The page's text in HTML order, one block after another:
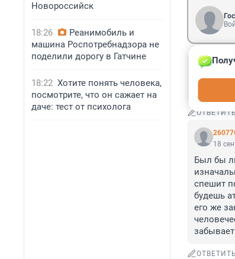
Новороссийск
18:26
Реанимобиль и
машина Роспотребнадзора не
поделили дорогу в Гатчине
18:22 Хотите понять человека,
посмотрите, что он сажает на
даче: тест от психолога
Гость
хотел
18
Был бы
спешит
будешь
его же
ОТВЕТИТЬ